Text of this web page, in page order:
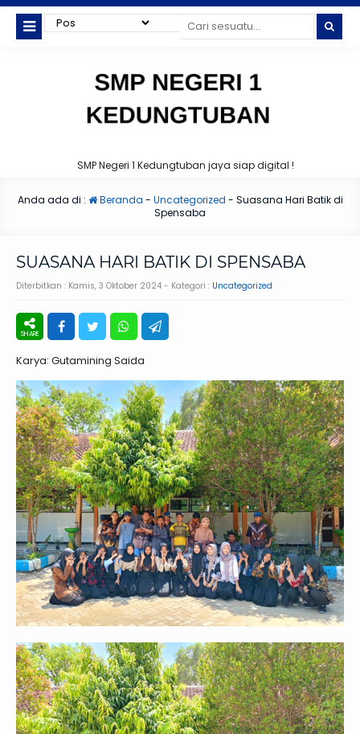
SMP Negeri 1 Kedungtuban jaya siap digital !
Anda ada di : Beranda - Uncategorized - Suasana Hari Batik di
Spensaba
SUASANA HARI BATIK DI SPENSABA
Diterbitkan : Kamis, 3 Oktober 2024 - Kategori : Uncategorized
Karya: Gutamining Saida